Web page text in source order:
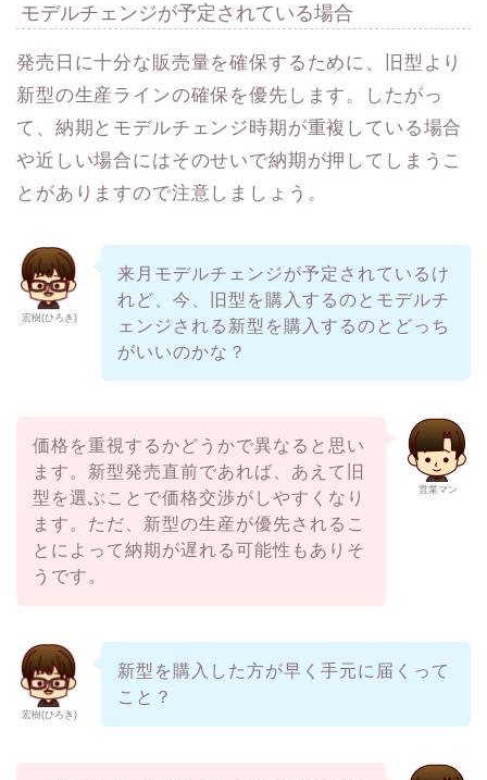
モデルチェンジが予定されている場合
発売日に十分な販売量を確保するために、旧型より
新型の生産ラインの確保を優先します。したがっ
て、納期とモデルチェンジ時期が重複している場合
や近しい場合にはそのせいで納期が押してしまうこ
とがありますので注意しましょう。
宏樹(ひろき)
来月モデルチェンジが予定されているけ
れど、今、旧型を購入するのとモデルチ
ェンジされる新型を購入するのとどっち
がいいのかな？
営業マン
価格を重視するかどうかで異なると思い
ます。新型発売直前であれば、あえて旧
型を選ぶことで価格交渉がしやすくなり
ます。ただ、新型の生産が優先されるこ
とによって納期が遅れる可能性もありそ
うです。
宏樹(ひろき)
新型を購入した方が早く手元に届くって
こと？